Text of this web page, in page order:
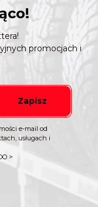
promocjach i
Zapisz
e-mail od
usługach i
>